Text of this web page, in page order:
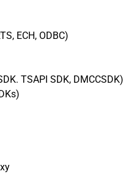
ECH, ODBC)
TSAPI SDK, DMCCSDK)